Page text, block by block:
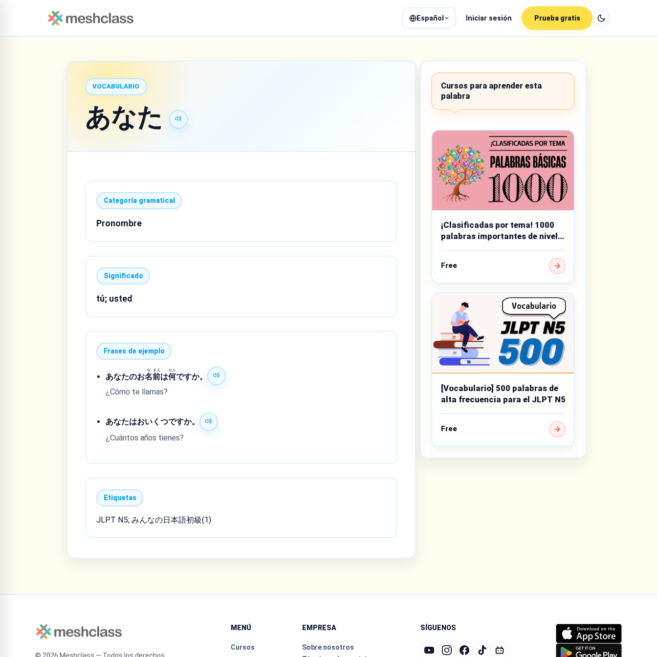
Español Iniciar sesión Prueba gratis
VOCABULARIO
あなた
Categoría gramatical
Pronombre
Significado
tú; usted
Frases de ejemplo
あなたのお名
な
前
まえ
は何
なん
ですか。
¿Cómo te llamas?
あなたはおいくつですか。
¿Cuántos años tienes?
Etiquetas
JLPT N5; みんなの日本語初級(1)
Cursos para aprender esta
palabra
¡Clasificadas por tema! 1000
palabras importantes de nivel
básico
Free
[Vocabulario] 500 palabras de
alta frecuencia para el JLPT N5
Free
MENÚ
Cursos
EMPRESA
Sobre nosotros
SÍGUENOS